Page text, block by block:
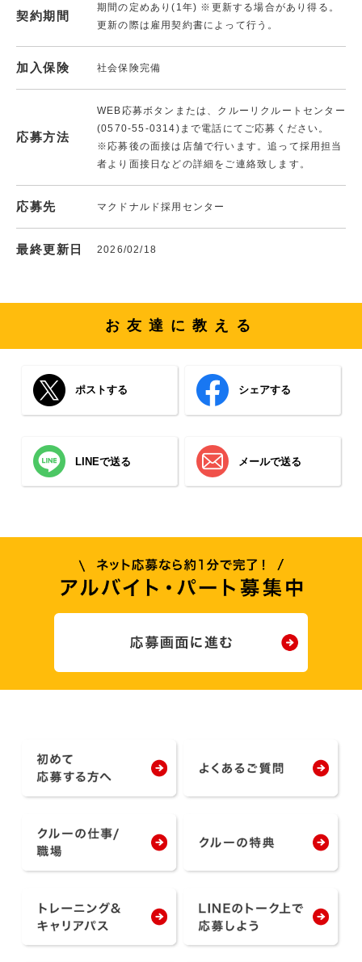
契約期間
期間の定めあり(1年) ※更新する場合があり得る。
更新の際は雇用契約書によって行う。
加入保険 社会保険完備
応募方法
WEB応募ボタンまたは、クルーリクルートセンター
(0570-55-0314)まで電話にてご応募ください。
※応募後の面接は店舗で行います。追って採用担当
者より面接日などの詳細をご連絡致します。
応募先 マクドナルド採用センター
最終更新日 2026/02/18
お友達に教える
ポストする シェアする
LINEで送る メールで送る